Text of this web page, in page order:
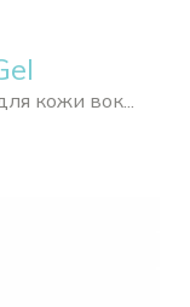
кожи вок...